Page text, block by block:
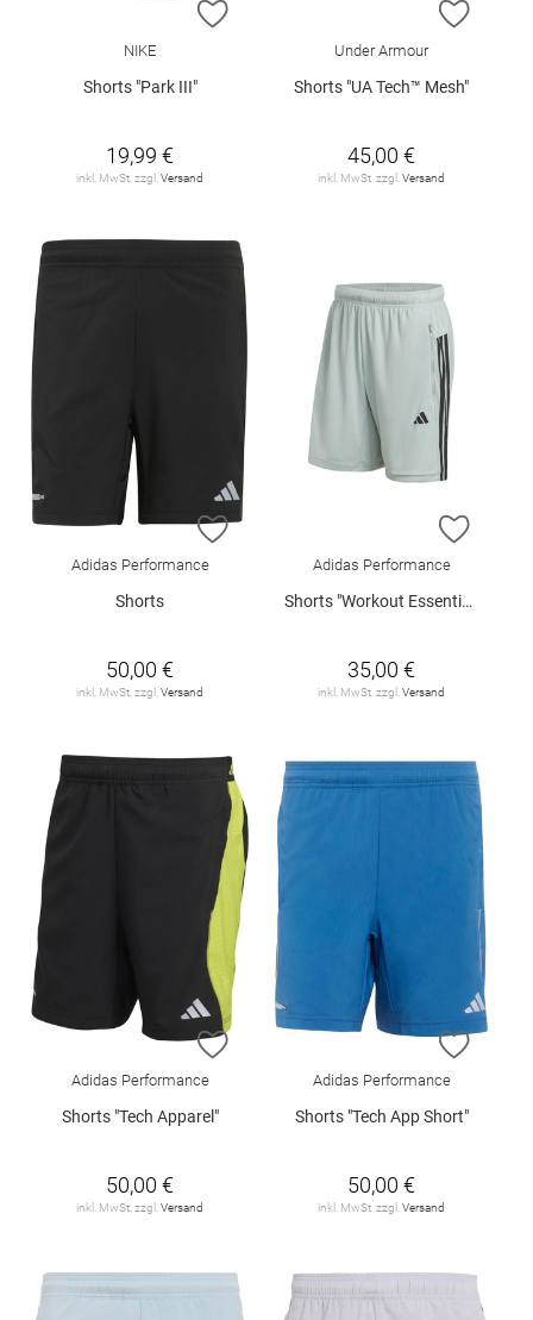
ZUR WUNSCHLISTE HINZUFÜGEN
NIKE
Shorts "Park III"
19,99 €
inkl. MwSt. zzgl. Versand
ZUR
Under Armour
Shorts "UA Tech™ Mesh"
45,00 €
inkl. MwSt. zzgl. Versand
ZUR WUNSCHLISTE HINZUFÜGEN
Adidas Performance
Shorts
50,00 €
inkl. MwSt. zzgl.Versand
ZUR
Adidas Performance
Shorts "Workout Essentials Base"
35,00 €
inkl. MwSt. zzgl.Versand
ZUR WUNSCHLISTE HINZUFÜGEN
Adidas Performance
Shorts "Tech Apparel"
50,00 €
inkl. MwSt. zzgl.Versand
ZUR
Adidas Performance
Shorts "Tech App Short"
50,00 €
inkl. MwSt. zzgl.Versand